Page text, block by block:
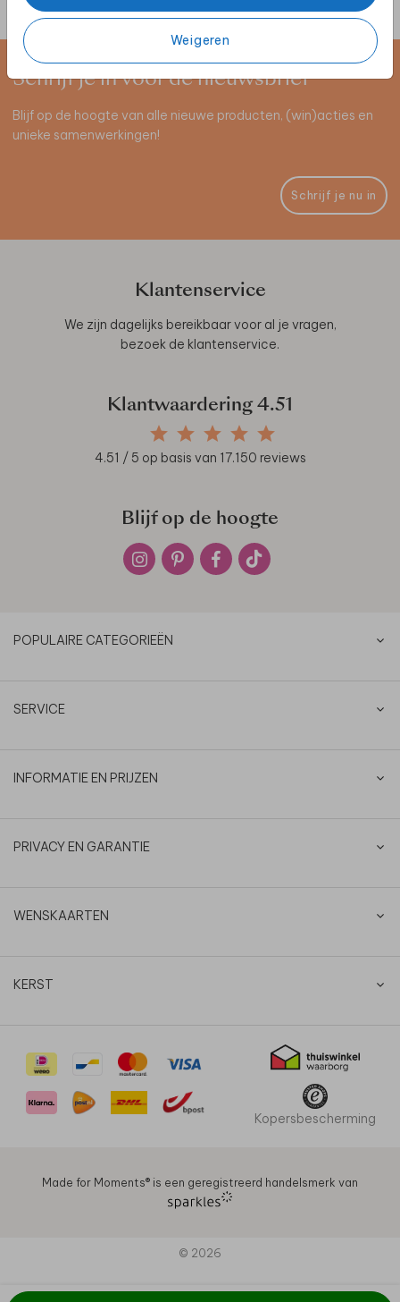
Weigeren
Schrijf je in voor de nieuwsbrief
Blijf op de hoogte van alle nieuwe producten, (win)acties en
unieke samenwerkingen!
Schrijf je nu in
Klantenservice
We zijn dagelijks bereikbaar voor al je vragen,
bezoek de klantenservice.
Klantwaardering 4.51
4.51 / 5 op basis van 17.150 reviews
Blijf op de hoogte
POPULAIRE CATEGORIEËN
SERVICE
INFORMATIE EN PRIJZEN
PRIVACY EN GARANTIE
WENSKAARTEN
KERST
Kopersbescherming
Made for Moments®️ is een geregistreerd handelsmerk van
© 2026